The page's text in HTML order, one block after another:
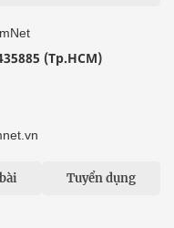
(Tp.HCM)
Tuyển dụng